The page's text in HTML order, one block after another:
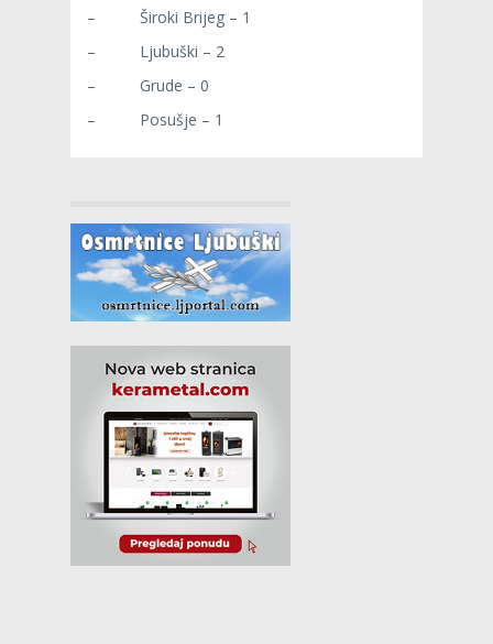
– Široki Brijeg – 1
– Ljubuški – 2
– Grude – 0
– Posušje – 1